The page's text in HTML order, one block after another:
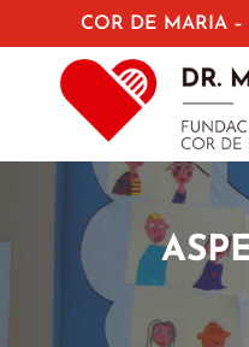
COR DE MARIA –